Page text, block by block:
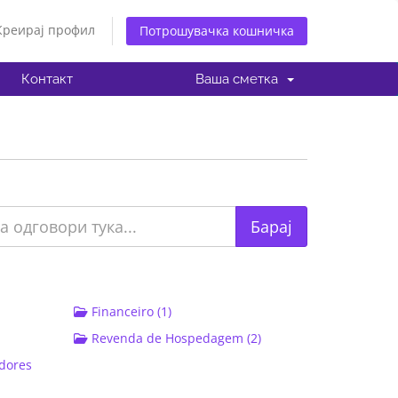
профил Потрошувачка кошничка
Контакт Ваша сметка
Financeiro (1)
Revenda de Hospedagem (2)